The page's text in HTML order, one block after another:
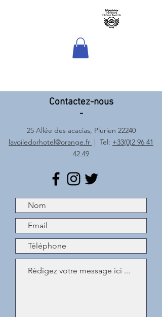
Contactez-nous
-
25 Allée des acacias, Plurien 22240
lavoiledorhotel@orange.fr | Tel: +33(0)2 96 41
42 49